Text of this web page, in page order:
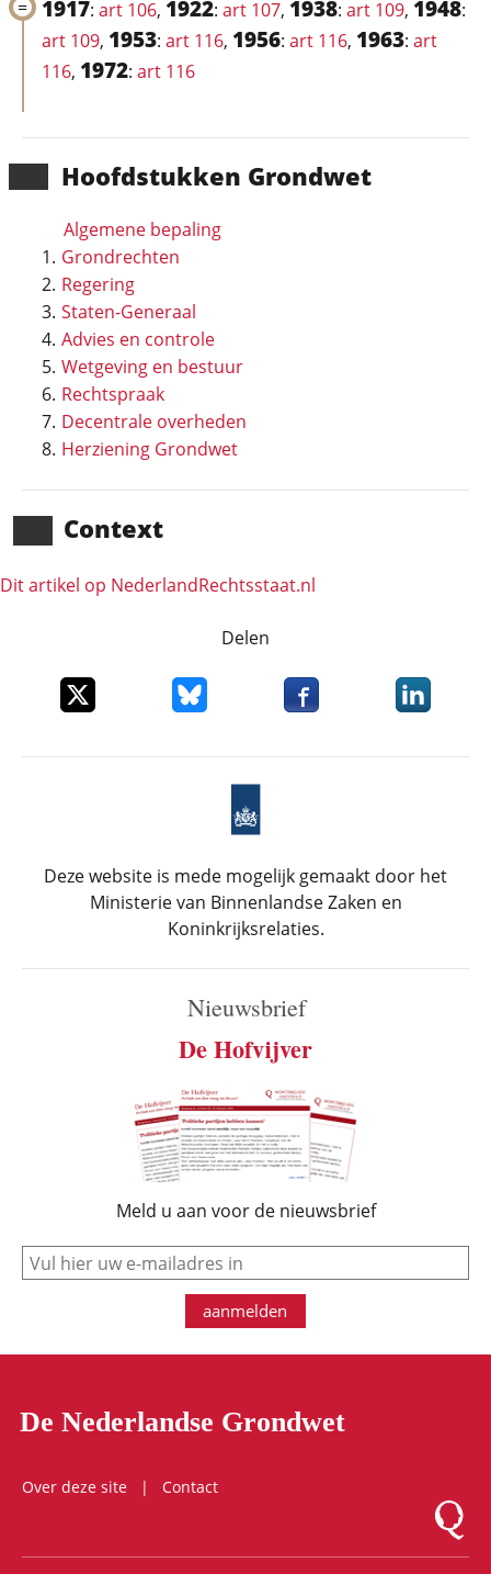
Hoofd­stukken Grondwet
Algemene bepaling
Grondrechten
Regering
Staten-Generaal
Advies en controle
Wetgeving en bestuur
Rechtspraak
Decentrale overheden
Herziening Grondwet
Context
Dit artikel op NederlandRechts­staat.nl
1917: art 106, 1922: art 107, 1938: art 109, 1948:
art 109, 1953: art 116, 1956: art 116, 1963: art
116, 1972: art 116
Delen
Deel dit item op XDeel dit item op Bluesky
Deel dit item opDeel dit
Deze website is mede mogelijk gemaakt door het
Ministerie van Binnenlandse Zaken en
Koninkrijksrelaties.
Nieuwsbrief
De Hofvijver
Meld u aan voor de nieuwsbrief
e-mail
aanmelden
De Nederlandse Grondwet
Over deze site
Contact
Logo